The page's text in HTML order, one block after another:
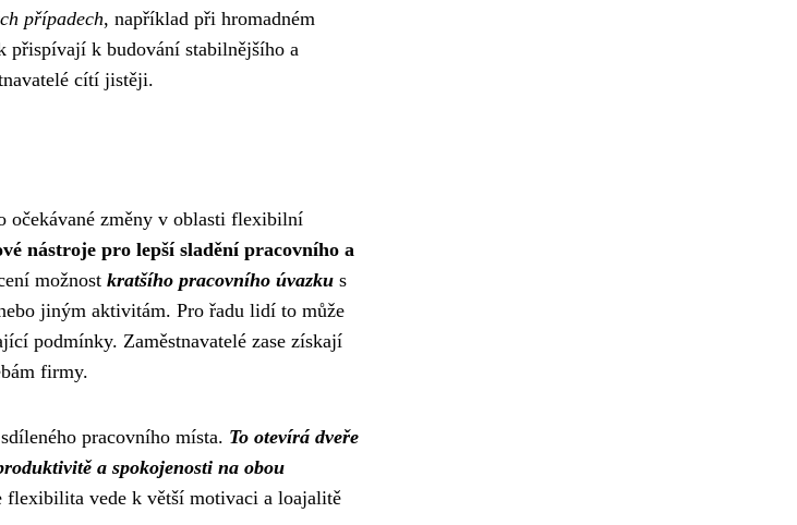
případech, například při hromadném
přispívají k budování stabilnějšího a
cítí jistěji.
očekávané změny v oblasti flexibilní
nástroje pro lepší sladění pracovního a
možnost kratšího pracovního úvazku s
jiným aktivitám. Pro řadu lidí to může
podmínky. Zaměstnavatelé zase získají
firmy.
pracovního místa. To otevírá dveře
a spokojenosti na obou
flexibilita vede k větší motivaci a loajalitě